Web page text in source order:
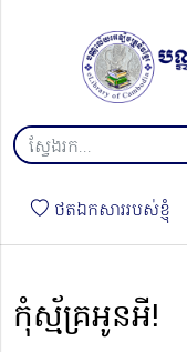
ថតឯកសាររបស់ខ្ញុំ
កុំស្ម័គ្រអូនអី!